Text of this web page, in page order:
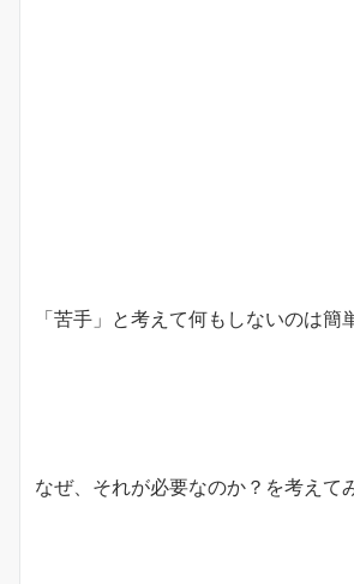
「苦手」と考えて何もしないのは簡
なぜ、それが必要なのか？を考えて